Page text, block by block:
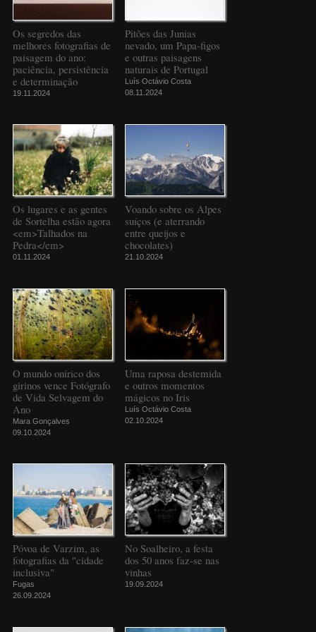
Os segredos das
melhores fotografias de
paisagem do ano:
paciência, persistência
e determinação
19.11.2024
Pitões das Junias
nevado, um Papa-figos
e outras paisagens
naturais de Portugal
Luís Octávio Costa
08.11.2024
Os lugares e as gentes
de Sortelha estão agora
<em>Talhados na
Pedra</em>
01.11.2024
Voando sobre os Alpes
suíços (e aterrando
entre queijos e
chocolates)
21.10.2024
O mundo onírico dos
girinos vence Fotógrafo
de Vida Selvagem do
Ano
Mara Gonçalves
09.10.2024
Uma raposa destemida
e outros momentos
mágicos no Iris
Luís Octávio Costa
02.10.2024
Póvoa de Varzim, as
fotografias da "cidade
inclusiva"
Fugas
26.09.2024
No Soalheiro, a festa
dos 50 anos faz-se nas
vinhas
19.09.2024